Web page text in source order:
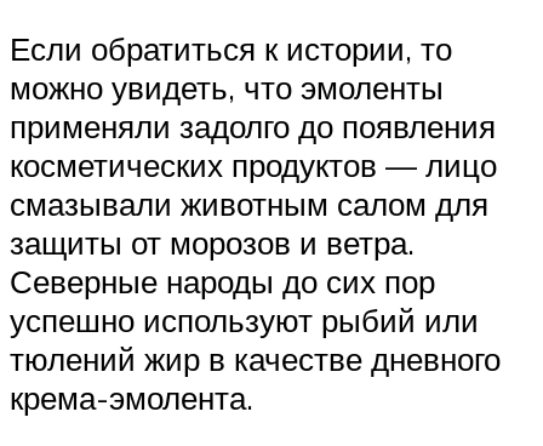
Если обратиться к истории, то
можно увидеть, что эмоленты
применяли задолго до появления
косметических продуктов — лицо
смазывали животным салом для
защиты от морозов и ветра.
Северные народы до сих пор
успешно используют рыбий или
тюлений жир в качестве дневного
крема-эмолента.